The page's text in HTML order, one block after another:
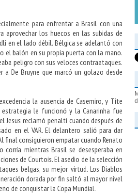
para enfrentar a Brasil con una
aprovechar los huecos en las subidas de
en el lado débil. Bélgica se adelantó con
el balón en su propia puerta con la mano.
peligro con sus veloces contraataques.
a De Bruyne que marcó un golazo desde
la ausencia de Casemiro, y Tite
le funcionó y la Canarinha fue
Jesus reclamó penalti cuando después de
en el VAR. El delantero salió para dar
final consiguieron empatar cuando Renato
mientras Brasil se desesperaba en
de Courtois. El asedio de la selección
belgas, su mejor virtud. Los Diablos
dorada por fin saltó al mayor nivel
de conquistar la Copa Mundial.